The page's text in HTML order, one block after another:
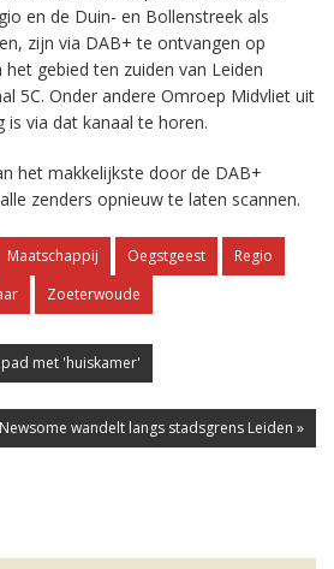
en de Duin- en Bollenstreek als
zijn via DAB+ te ontvangen op
gebied ten zuiden van Leiden
5C. Onder andere Omroep Midvliet uit
is via dat kanaal te horen.
het makkelijkste door de DAB+
zenders opnieuw te laten scannen.
Maatschappij Oegstgeest
Regio
Zoeterwoude
met 'huiskamer'
wandelt langs stadsgrens Leiden »